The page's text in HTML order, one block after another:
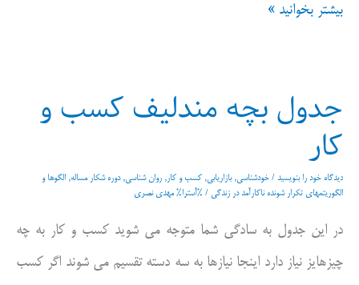
نردبان
تغییر
در
درون،تغییر
در
بیرون
بیشتر بخوانید »
جدول بچه مندلیف کسب و
کار
دیدگاه‌ خود را بنویسید / خودشناسی,بازاریابی, کسب و کار, روان شناسی,دوره شکار مساله, الگوها و
الگوریتمهای تکرار شونده ناکارآمد در زندگی / %آسترا% مهدی نصری
در این جدول به سادگی شما متوجه می شوید کسب و کار به چه
چیزهایز نیاز دارد اینجا نیازها به سه دسته تقسیم می شوند اگر کسب